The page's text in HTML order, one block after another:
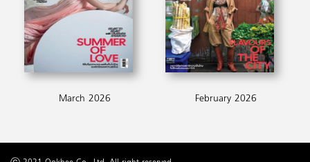
March 2026 February 2026